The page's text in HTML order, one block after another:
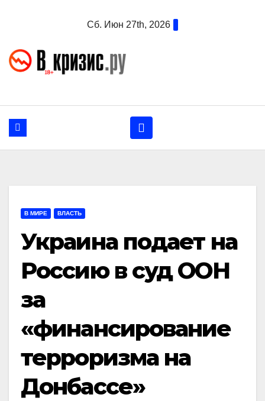
Сб. Июн 27th, 2026
В МИРЕ ВЛАСТЬ
Украина подает на
Россию в суд ООН
за
«финансирование
терроризма на
Донбассе»